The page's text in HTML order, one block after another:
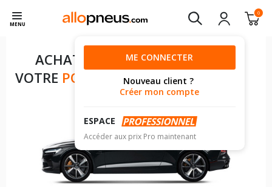
MENU
0
ME CONNECTER
Nouveau client ?
Créer mon compte
ESPACE
Accéder aux prix Pro maintenant
ACHAT DE PNEUS POUR
VOTRE POLESTAR POLESTAR 1